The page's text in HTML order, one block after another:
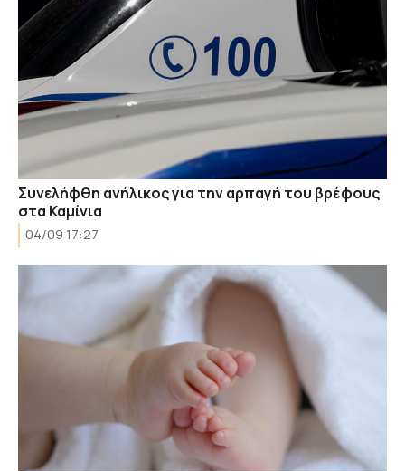
Συνελήφθη ανήλικος για την αρπαγή του βρέφους
στα Καμίνια
04/09 17:27